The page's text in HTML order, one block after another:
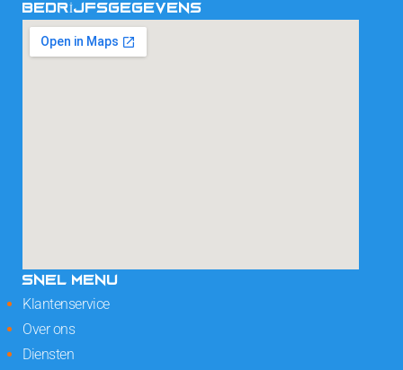
BEDRIJFSGEGEVENS
SNEL MENU
Klantenservice
Over ons
Diensten